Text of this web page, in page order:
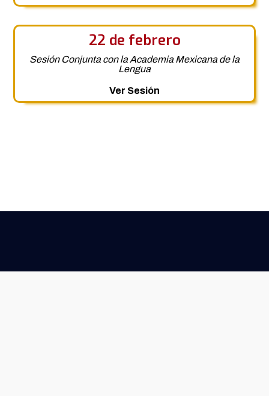
22 de febrero
Sesión Conjunta con la Academia Mexicana de la
Lengua
Ver Sesión